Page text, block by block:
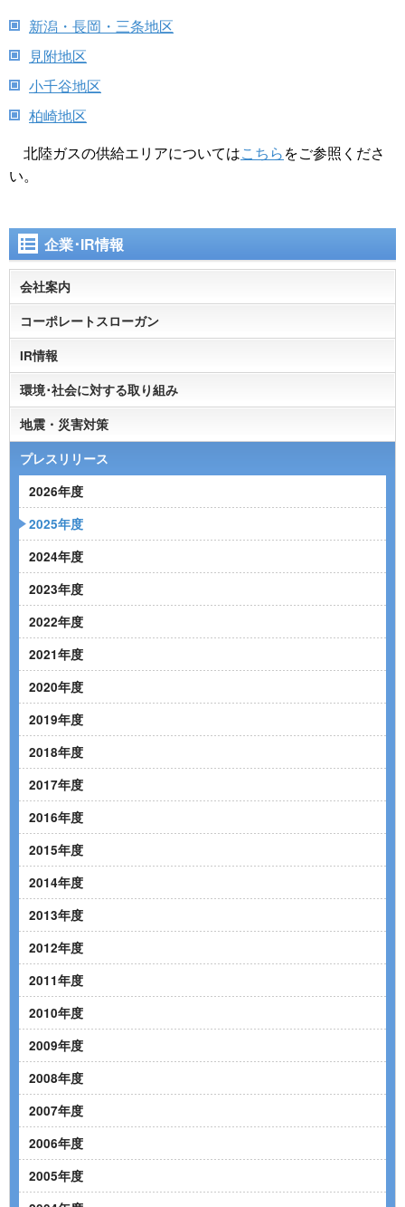
新潟・長岡・三条地区
見附地区
小千谷地区
柏崎地区
北陸ガスの供給エリアについてはこちらをご参照くださ
い。
企業･IR情報
会社案内
コーポレートスローガン
IR情報
環境･社会に対する取り組み
地震・災害対策
プレスリリース
2026年度
2025年度
2024年度
2023年度
2022年度
2021年度
2020年度
2019年度
2018年度
2017年度
2016年度
2015年度
2014年度
2013年度
2012年度
2011年度
2010年度
2009年度
2008年度
2007年度
2006年度
2005年度